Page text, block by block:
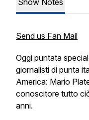
Show Notes
Send us Fan Mail
Oggi puntata
giornalisti di punta
America: Mario
conoscitore tutto
anni.